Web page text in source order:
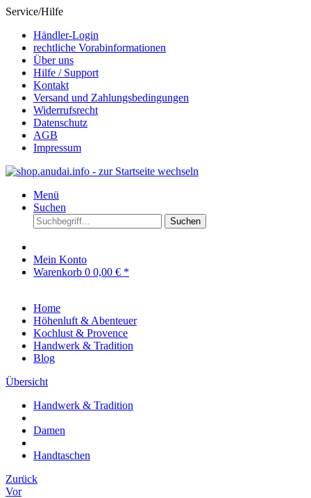
Service/Hilfe
Händler-Login
rechtliche Vorabinformationen
Über uns
Hilfe / Support
Kontakt
Versand und Zahlungsbedingungen
Widerrufsrecht
Datenschutz
AGB
Impressum
Menü
Suchen
Suchen
Mein Konto
Warenkorb 0 0,00 € *
Home
Höhenluft & Abenteuer
Kochlust & Provence
Handwerk & Tradition
Blog
Übersicht
Handwerk & Tradition
Damen
Handtaschen
Zurück
Vor